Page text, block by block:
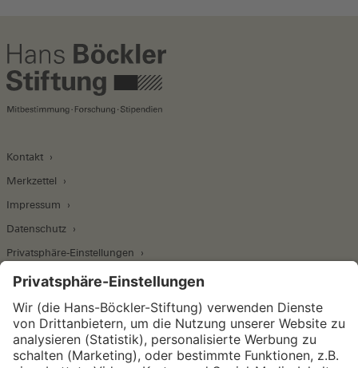
Kontakt
Merkzettel
Impressum
Datenschutz
Privatsphäre-Einstellungen
Wirtschafts- und Sozialwissenschaftliches Institut